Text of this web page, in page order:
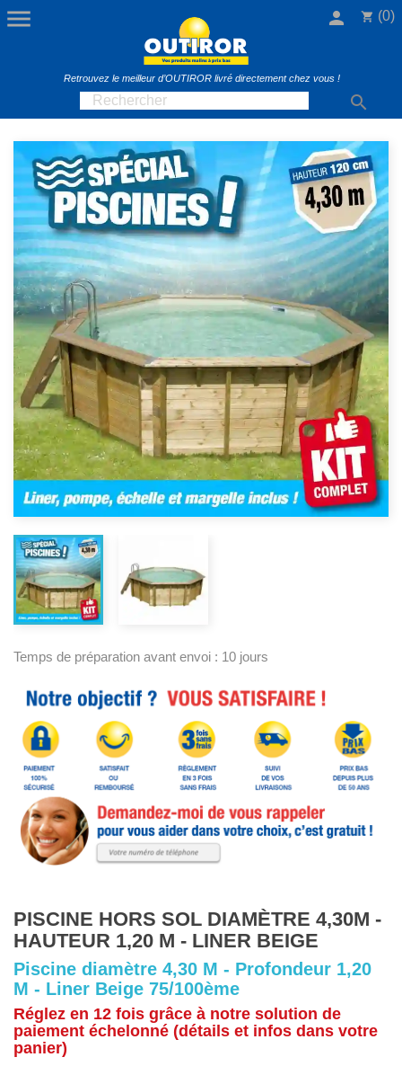
 shopping_cart (0)
person
Retrouvez le meilleur d’OUTIROR livré directement chez vous !

Temps de préparation avant envoi : 10 jours
PISCINE HORS SOL DIAMÈTRE 4,30M -
HAUTEUR 1,20 M - LINER BEIGE
Piscine diamètre 4,30 M - Profondeur 1,20
M - Liner Beige 75/100ème
Réglez en 12 fois grâce à notre solution de
paiement échelonné (détails et infos dans votre
panier)